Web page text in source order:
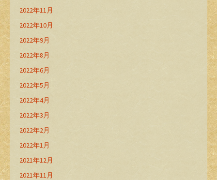
2022年11月
2022年10月
2022年9月
2022年8月
2022年6月
2022年5月
2022年4月
2022年3月
2022年2月
2022年1月
2021年12月
2021年11月